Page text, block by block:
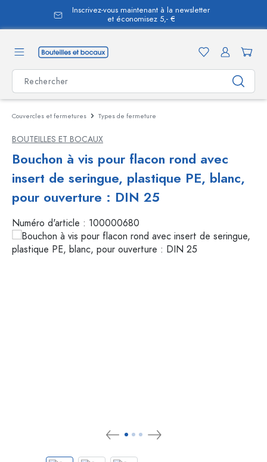
principal
Inscrivez-vous maintenant à la newsletter
et économisez 5,- €
Couvercles et fermetures Types de fermeture
BOUTEILLES ET BOCAUX
Bouchon à vis pour flacon rond avec
insert de seringue, plastique PE, blanc,
pour ouverture : DIN 25
Numéro d'article : 100000680